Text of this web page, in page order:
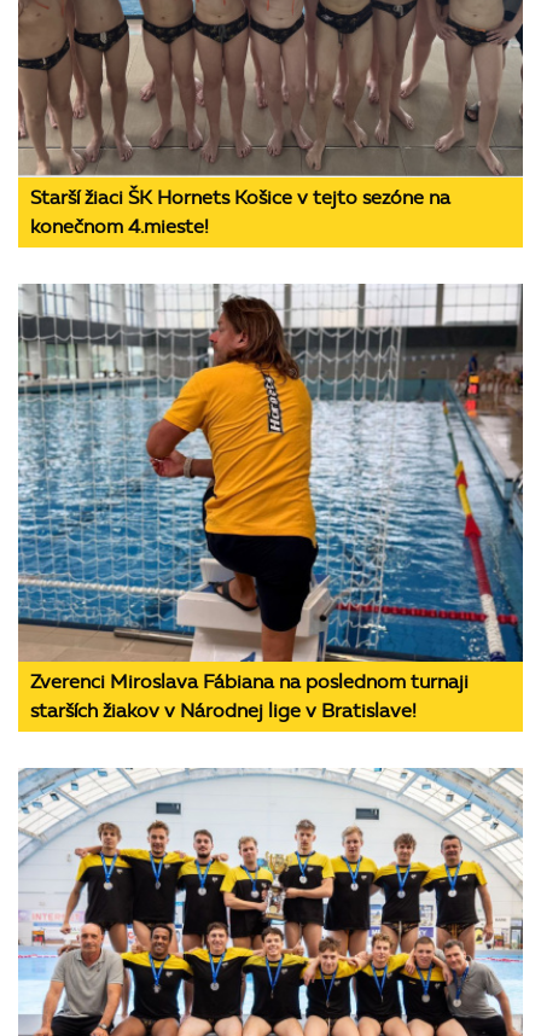
Starší žiaci ŠK Hornets Košice v tejto sezóne na
konečnom 4.mieste!
Zverenci Miroslava Fábiana na poslednom turnaji
starších žiakov v Národnej lige v Bratislave!